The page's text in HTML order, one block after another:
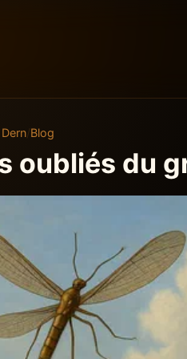
Blog
oubliés du